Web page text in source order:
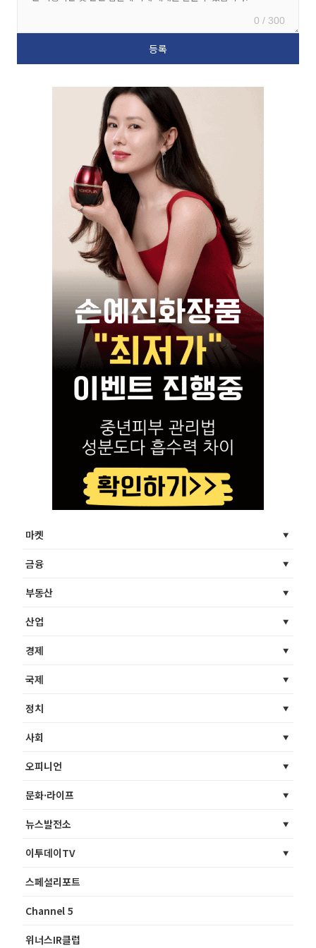
0 / 300
마켓
금융
부동산
산업
경제
국제
정치
사회
오피니언
문화·라이프
뉴스발전소
이투데이TV
스페셜리포트
Channel 5
위너스IR클럽